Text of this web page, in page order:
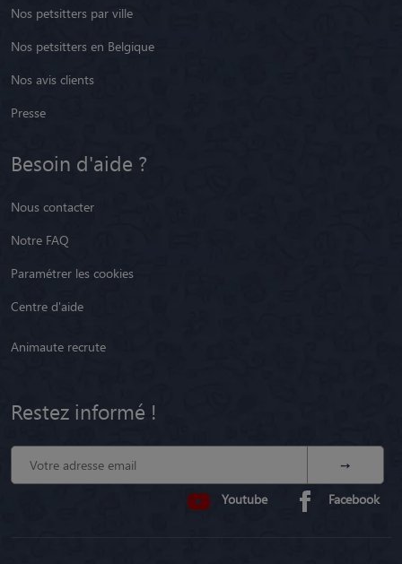
Nos petsitters par ville
Nos petsitters en Belgique
Nos avis clients
Presse
Besoin d'aide ?
Nous contacter
Notre FAQ
Paramétrer les cookies
Centre d'aide
Animaute recrute
Restez informé !
Youtube Facebook